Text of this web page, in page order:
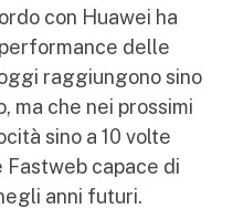
con Huawei ha
delle
raggiungono sino
ma che nei prossimi
sino a 10 volte
capace di
anni futuri.